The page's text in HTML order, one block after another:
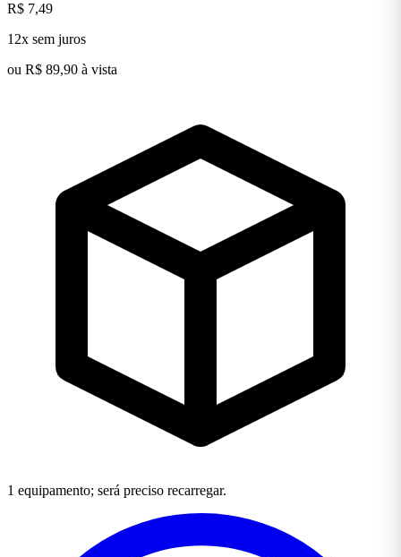
R$ 7,49
12x sem juros
ou R$ 89,90 à vista
1 equipamento; será preciso recarregar.